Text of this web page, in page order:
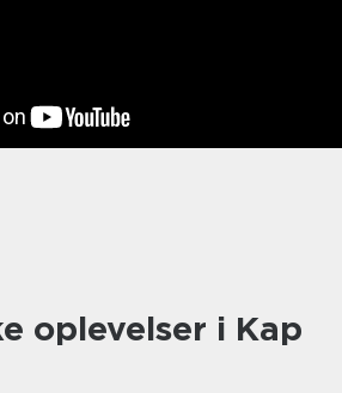
oplevelser i Kap